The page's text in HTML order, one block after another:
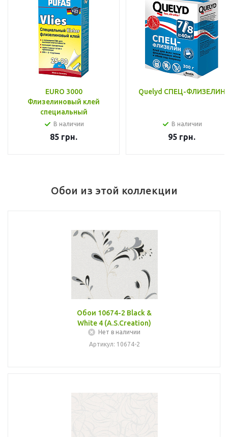
EURO 3000
Флизелиновый клей
специальный
В наличии
85 грн.
Quelyd СПЕЦ-ФЛИЗЕЛИН
В наличии
95 грн.
Обои из этой коллекции
Обои 10674-2 Black &
White 4 (A.S.Creation)
Нет в наличии
Артикул: 10674-2